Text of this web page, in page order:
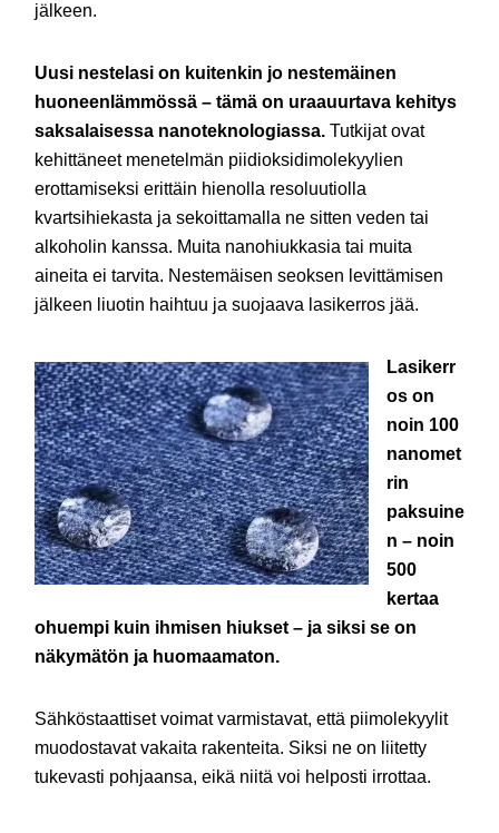
jälkeen.
Uusi nestelasi on kuitenkin jo nestemäinen
huoneenlämmössä – tämä on uraauurtava kehitys
saksalaisessa nanoteknologiassa. Tutkijat ovat
kehittäneet menetelmän piidioksidimolekyylien
erottamiseksi erittäin hienolla resoluutiolla
kvartsihiekasta ja sekoittamalla ne sitten veden tai
alkoholin kanssa. Muita nanohiukkasia tai muita
aineita ei tarvita. Nestemäisen seoksen levittämisen
jälkeen liuotin haihtuu ja suojaava lasikerros jää.
Lasikerr
os on
noin 100
nanomet
rin
paksuine
n – noin
500
kertaa
ohuempi kuin ihmisen hiukset – ja siksi se on
näkymätön ja huomaamaton.
Sähköstaattiset voimat varmistavat, että piimolekyylit
muodostavat vakaita rakenteita. Siksi ne on liitetty
tukevasti pohjaansa, eikä niitä voi helposti irrottaa.